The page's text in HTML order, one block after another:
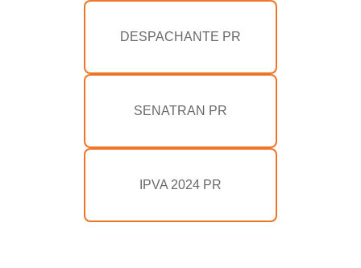
DESPACHANTE PR
SENATRAN PR
IPVA 2024 PR